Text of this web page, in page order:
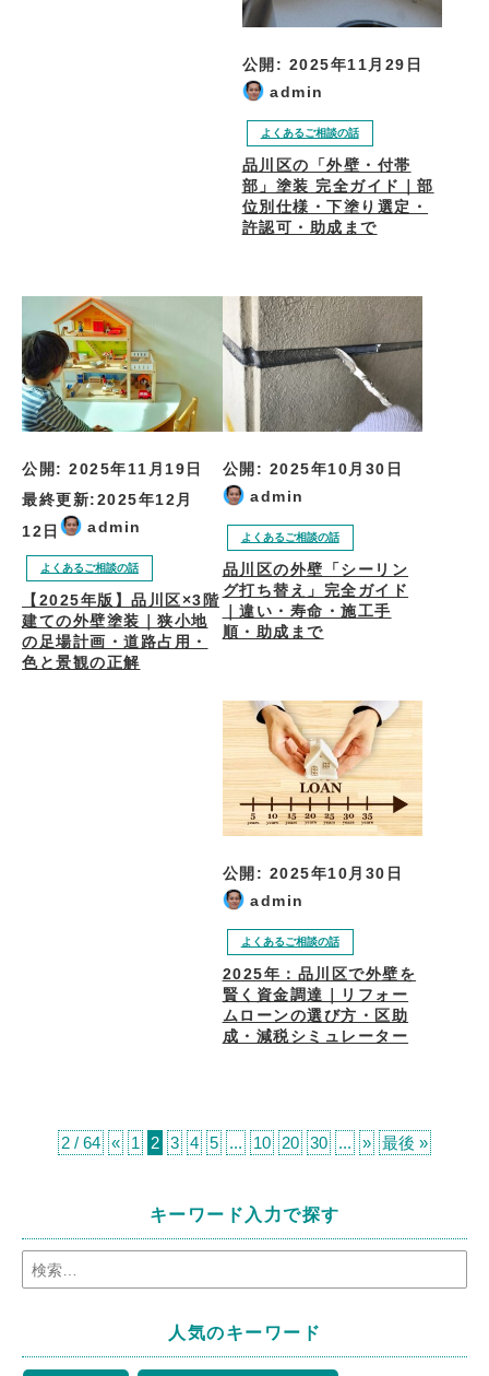
公開: 2025年11月29日
admin
よくあるご相談の話
品川区の「外壁・付帯
部」塗装 完全ガイド｜部
位別仕様・下塗り選定・
許認可・助成まで
公開: 2025年11月19日
最終更新:2025年12月
12日
admin
よくあるご相談の話
【2025年版】品川区×3階
建ての外壁塗装｜狭小地
の足場計画・道路占用・
色と景観の正解
公開: 2025年10月30日
admin
よくあるご相談の話
品川区の外壁「シーリン
グ打ち替え」完全ガイド
｜違い・寿命・施工手
順・助成まで
公開: 2025年10月30日
admin
よくあるご相談の話
2025年：品川区で外壁を
賢く資金調達｜リフォー
ムローンの選び方・区助
成・減税シミュレーター
2 / 64 « 1 2 3 4 5 ... 10 20 30 ... » 最後 »
キーワード入力で探す
人気のキーワード